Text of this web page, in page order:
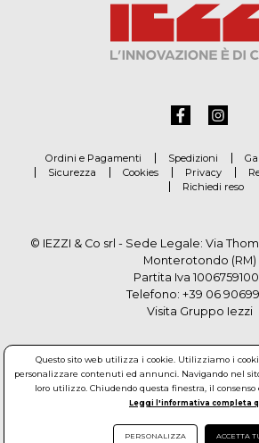
Ordini e Pagamenti Spedizioni
Sicurezza
Cookies Privacy
Richiedi reso
© IEZZI & Co srl - Sede Legale: Via
Monterotondo (RM)
Partita Iva
Telefono: +39 06
Visita Gruppo Iezzi
Questo sito web utilizza i cookie. Utilizziamo i
personalizzare contenuti ed annunci. Navigando nel
loro utilizzo. Chiudendo questa finestra, il consenso
Leggi l'informativa completa
PERSONALIZZA ACCETTA